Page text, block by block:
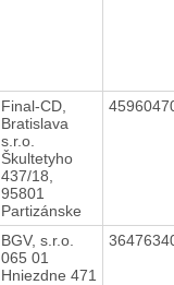
Final-CD,
Bratislava
s.r.o.
Škultetyho
437/18,
95801
Partizánske
BGV, s.r.o.
065 01
Hniezdne 471